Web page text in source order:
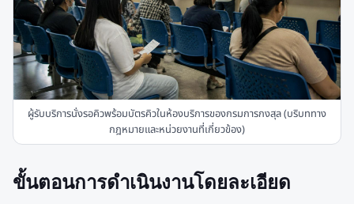
ผู้รับบริการนั่งรอคิวพร้อมบัตรคิวในห้องบริการของกรมการกงสุล (บริบททาง
กฎหมายและหน่วยงานที่เกี่ยวข้อง)
ขั้นตอนการดำเนินงานโดยละเอียด